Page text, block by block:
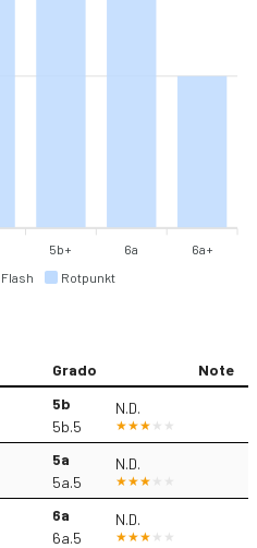
Flash Rotpunkt
5b+ 6a 6a+
Grado
Note
5b
5b.5
N.D.
5a
5a.5
N.D.
6a
6a.5
N.D.